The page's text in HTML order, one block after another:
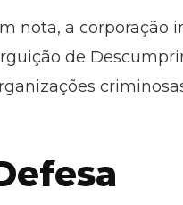
nota, a corporação
de